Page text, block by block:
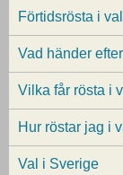
Förtidsrösta i
Vad händer
Vilka får rösta i
Hur röstar jag i
Val i Sverige